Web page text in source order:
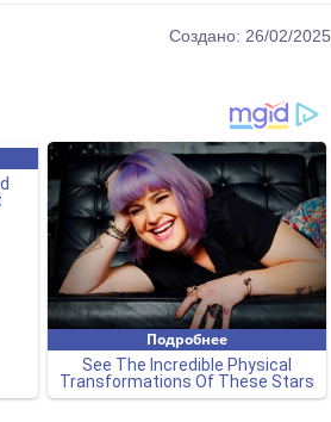
Создано: 26/02/2025